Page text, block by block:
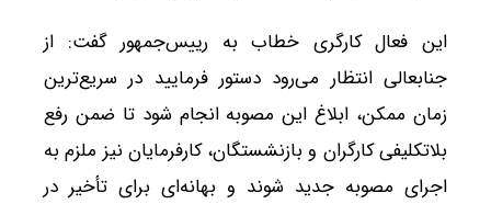
این فعال کارگری خطاب به رییس‌جمهور گفت: از
جنابعالی انتظار می‌رود دستور فرمایید در سریع‌ترین
زمان ممکن، ابلاغ این مصوبه انجام شود تا ضمن رفع
بلاتکلیفی کارگران و بازنشستگان، کارفرمایان نیز ملزم به
اجرای مصوبه جدید شوند و بهانه‌ای برای تأخیر در